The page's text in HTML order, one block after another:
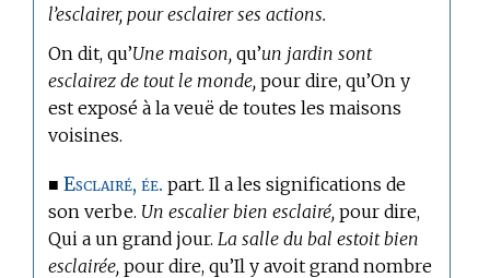
l’esclairer, pour esclairer ses actions.
On dit, qu’Une maison, qu’un jardin sont
esclairez de tout le monde, pour dire, qu’On y
est exposé à la veuë de toutes les maisons
voisines.
■Esclairé, ée. part. Il a les significations de
son verbe. Un escalier bien esclairé, pour dire,
Qui a un grand jour. La salle du bal estoit bien
esclairée, pour dire, qu’Il y avoit grand nombre